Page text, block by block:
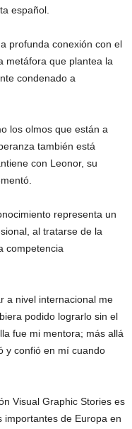
español.
profunda conexión con el
metáfora que plantea la
condenado a
los olmos que están a
también está
con Leonor, su
representa un
al tratarse de la
competencia
a nivel internacional me
podido lograrlo sin el
fue mi mentora; más allá
y confió en mí cuando
Visual Graphic Stories es
importantes de Europa en